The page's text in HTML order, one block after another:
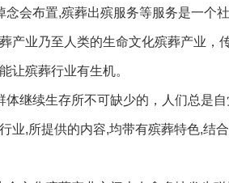
会布置,殡葬出殡服务等服务是一个
产业乃至人类的生命文化殡葬产业，
让殡葬行业有生机。
继续生存所不可缺少的，人们总是
业,所提供的内容,均带有殡葬特色,结